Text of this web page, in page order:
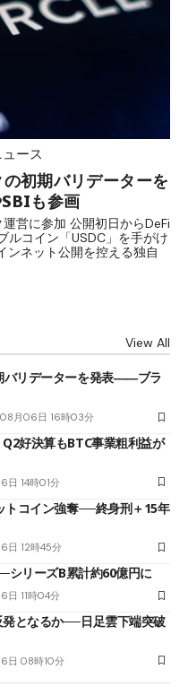
ース
初期バリデーターを
も参画
営に参加 公開初日からDeFi
ルコイン「USDC」を手がけ
ンネット公開を控える独自
View All
バリデーターを発表――ブラ
月06日 16時03分
好決算もBTC事業粗利益が
14時01分
トコイン強奪──終身刑＋15年
日 12時45分
シリーズB累計約60億円に
11時04分
となるか──日足雲下端突破
日 08時10分